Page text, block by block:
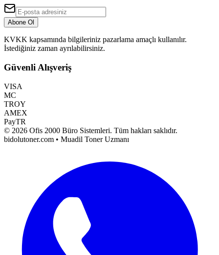
Abone Ol
KVKK kapsamında bilgileriniz pazarlama amaçlı kullanılır.
İstediğiniz zaman ayrılabilirsiniz.
Güvenli Alışveriş
VISA
MC
TROY
AMEX
PayTR
© 2026 Ofis 2000 Büro Sistemleri. Tüm hakları saklıdır.
bidolutoner.com • Muadil Toner Uzmanı